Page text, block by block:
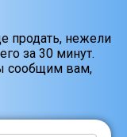
продать, нежели
за 30 минут.
сообщим вам,